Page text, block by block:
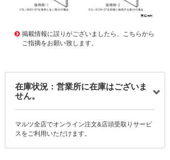
掲載情報に誤りがございましたら、こちらから
ご指摘をお願い致します。
在庫状況：営業所に在庫はございま
せん。
マルツ全店でオンライン注文&店頭受取りサービ
スをご利用いただけます。